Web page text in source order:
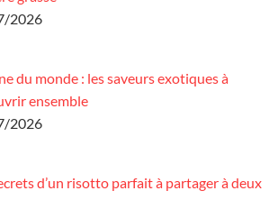
2026
du monde : les saveurs exotiques à
ensemble
2026
d’un risotto parfait à partager à deux